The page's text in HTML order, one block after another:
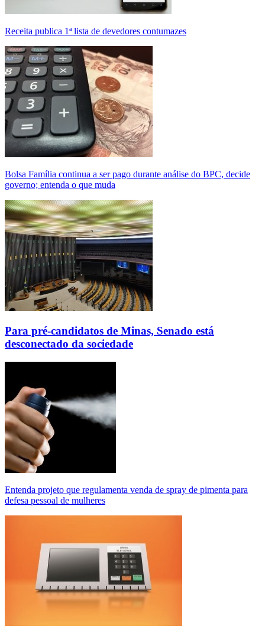
Receita publica 1ª lista de devedores contumazes
Bolsa Família continua a ser pago durante análise do BPC, decide
governo; entenda o que muda
Para pré-candidatos de Minas, Senado está
desconectado da sociedade
Entenda projeto que regulamenta venda de spray de pimenta para
defesa pessoal de mulheres